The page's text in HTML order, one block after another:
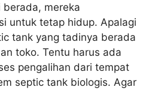
berada, mereka
untuk tetap hidup. Apalagi
tank yang tadinya berada
toko. Tentu harus ada
pengalihan dari tempat
septic tank biologis. Agar